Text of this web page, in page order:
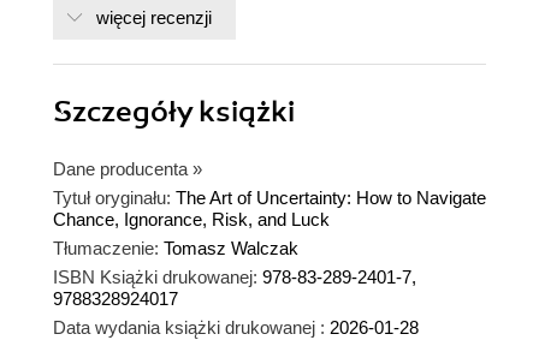
więcej recenzji
Szczegółyksiążki
Dane producenta »
Tytuł oryginału: The Art of Uncertainty: How to Navigate
Chance, Ignorance, Risk, and Luck
Tłumaczenie: Tomasz Walczak
ISBN Książki drukowanej: 978-83-289-2401-7,
9788328924017
Data wydania książki drukowanej : 2026-01-28